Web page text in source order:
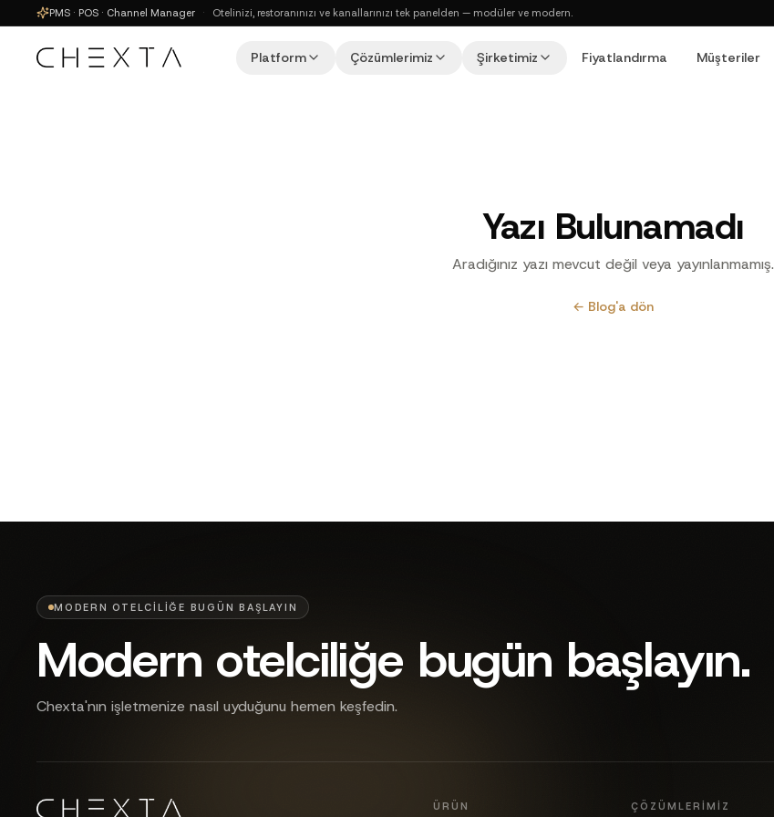
PMS · POS · Channel Manager · Otelinizi, restoranınızı ve kanallarınızı tek panelden — modüler ve modern.
Platform Çözümlerimiz Şirketimiz Fiyatlandırma Müşteriler
Yazı Bulunamadı
Aradığınız yazı mevcut değil veya yayınlanmamış.
← Blog'a dön
MODERN OTELCILIĞE BUGÜN BAŞLAYIN
Modern otelciliğe bugün başlayın.
Chexta'nın işletmenize nasıl uyduğunu hemen keşfedin.
ÜRÜN ÇÖZÜMLERIMIZ